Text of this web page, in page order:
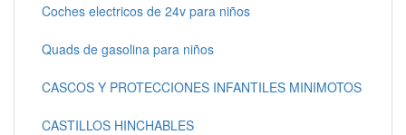
Coches electricos de 24v para niños
Quads de gasolina para niños
CASCOS Y PROTECCIONES INFANTILES MINIMOTOS
CASTILLOS HINCHABLES